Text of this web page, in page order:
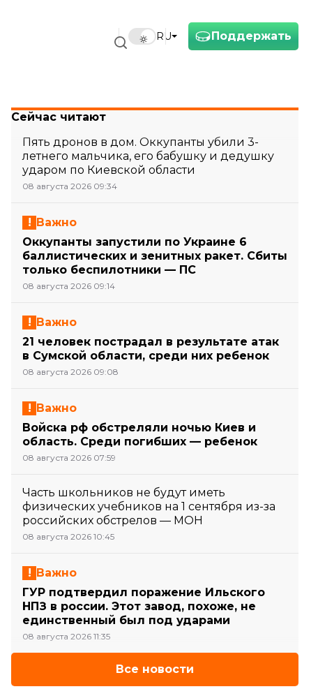
Поддержать
RU
Сейчас читают
Пять дронов в дом. Оккупанты убили 3-
летнего мальчика, его бабушку и дедушку
ударом по Киевской области
08 августа 2026 09:34
Важно
Оккупанты запустили по Украине 6
баллистических и зенитных ракет. Сбиты
только беспилотники — ПС
08 августа 2026 09:14
Важно
21 человек пострадал в результате атак
в Сумской области, среди них ребенок
08 августа 2026 09:08
Важно
Войска рф обстреляли ночью Киев и
область. Среди погибших — ребенок
08 августа 2026 07:59
Часть школьников не будут иметь
физических учебников на 1 сентября из-за
российских обстрелов — МОН
08 августа 2026 10:45
Важно
ГУР подтвердил поражение Ильского
НПЗ в россии. Этот завод, похоже, не
единственный был под ударами
08 августа 2026 11:35
Все новости